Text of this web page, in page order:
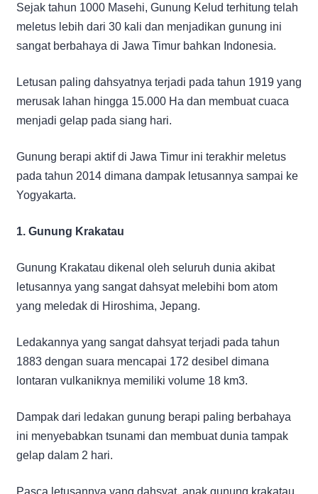
Sejak tahun 1000 Masehi, Gunung Kelud terhitung telah
meletus lebih dari 30 kali dan menjadikan gunung ini
sangat berbahaya di Jawa Timur bahkan Indonesia.
Letusan paling dahsyatnya terjadi pada tahun 1919 yang
merusak lahan hingga 15.000 Ha dan membuat cuaca
menjadi gelap pada siang hari.
Gunung berapi aktif di Jawa Timur ini terakhir meletus
pada tahun 2014 dimana dampak letusannya sampai ke
Yogyakarta.
1. Gunung Krakatau
Gunung Krakatau dikenal oleh seluruh dunia akibat
letusannya yang sangat dahsyat melebihi bom atom
yang meledak di Hiroshima, Jepang.
Ledakannya yang sangat dahsyat terjadi pada tahun
1883 dengan suara mencapai 172 desibel dimana
lontaran vulkaniknya memiliki volume 18 km3.
Dampak dari ledakan gunung berapi paling berbahaya
ini menyebabkan tsunami dan membuat dunia tampak
gelap dalam 2 hari.
Pasca letusannya yang dahsyat, anak gunung krakatau